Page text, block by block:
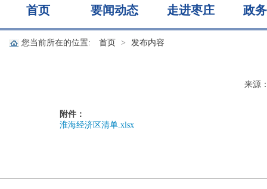
首页 要闻动态 走进枣庄 政
您当前所在的位置: 首页 发布内容
来源
附件：
淮海经济区清单.xlsx